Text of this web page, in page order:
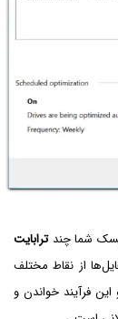
شما چندترابایت
از نقاط مختلف
فرآیند خواندن و